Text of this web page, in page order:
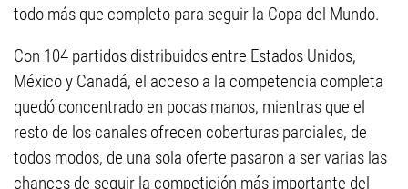
todo más que completo para seguir la Copa del Mundo.
Con 104 partidos distribuidos entre Estados Unidos,
México y Canadá, el acceso a la competencia completa
quedó concentrado en pocas manos, mientras que el
resto de los canales ofrecen coberturas parciales, de
todos modos, de una sola oferte pasaron a ser varias las
chances de seguir la competición más importante del